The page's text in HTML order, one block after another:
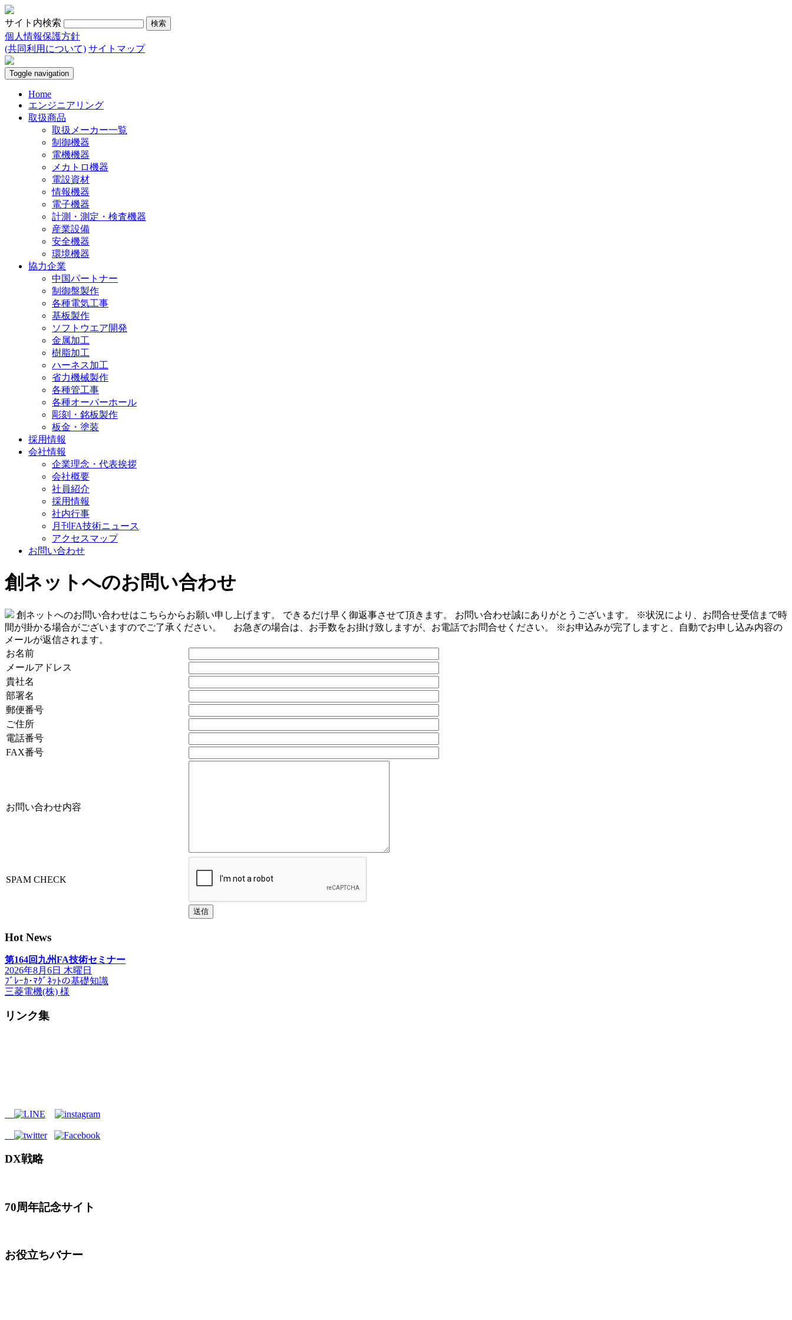
サイト内検索
個人情報保護方針
(共同利用について) サイトマップ
Toggle navigation
Home
エンジニアリング
取扱商品
取扱メーカー一覧
制御機器
電機機器
メカトロ機器
電設資材
情報機器
電子機器
計測・測定・検査機器
産業設備
安全機器
環境機器
協力企業
中国パートナー
制御盤製作
各種電気工事
基板製作
ソフトウエア開発
金属加工
樹脂加工
ハーネス加工
省力機械製作
各種管工事
各種オーバーホール
彫刻・銘板製作
板金・塗装
採用情報
会社情報
企業理念・代表挨拶
会社概要
社員紹介
採用情報
社内行事
月刊FA技術ニュース
アクセスマップ
お問い合わせ
創ネットへのお問い合わせ
創ネットへのお問い合わせはこちらからお願い申し上げます。 できるだけ早く御返事させて頂きます。 お問い合わせ誠にありがとうございます。 ※状況により、お問合せ受信まで時
間が掛かる場合がございますのでご了承ください。 お急ぎの場合は、お手数をお掛け致しますが、お電話でお問合せください。 ※お申込みが完了しますと、自動でお申し込み内容の
メールが返信されます。
お名前
メールアドレス
貴社名
部署名
郵便番号
ご住所
電話番号
FAX番号
お問い合わせ内容
SPAM CHECK
送信
Hot News
第164回九州FA技術セミナー
2026年8月6日 木曜日
ﾌﾞﾚｰｶ･ﾏｸﾞﾈｯﾄの基礎知識
三菱電機(株) 様
リンク集
DX戦略
70周年記念サイト
お役立ちバナー